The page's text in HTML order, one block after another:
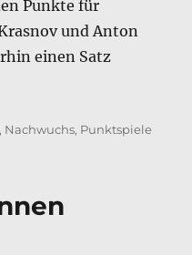
Punkte für
und Anton
einen Satz
, Nachwuchs, Punktspiele